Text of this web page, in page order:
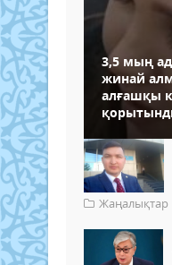
3,5 мың
жинай
алғашқы
Жаңалықтар